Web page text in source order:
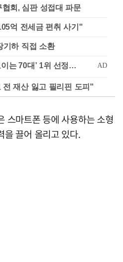
회, 심판 성접대 파문
억 전세금 편취 사기"
기하 직접 소환
재산 잃고 필리핀 도피"
스마트폰 등에 사용하는 소형
을 끌어 올리고 있다.